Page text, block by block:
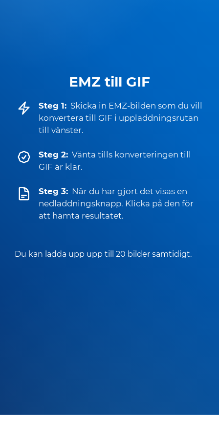
EMZ till GIF
Steg 1: Skicka in EMZ-bilden som du vill
konvertera till GIF i uppladdningsrutan
till vänster.
Steg 2: Vänta tills konverteringen till
GIF är klar.
Steg 3: När du har gjort det visas en
nedladdningsknapp. Klicka på den för
att hämta resultatet.
Du kan ladda upp upp till 20 bilder samtidigt.